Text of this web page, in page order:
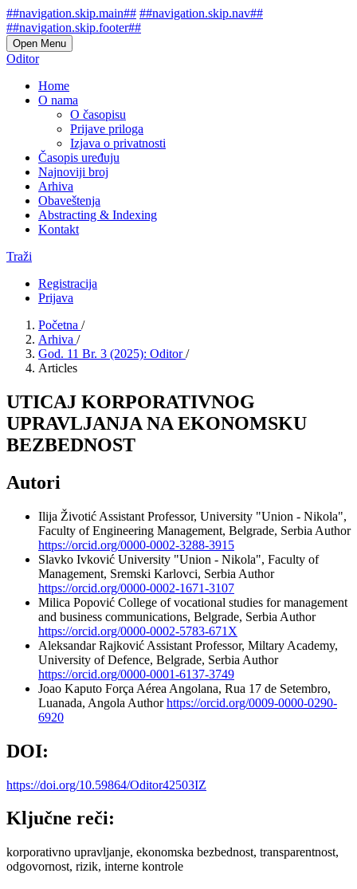
##navigation.skip.main## ##navigation.skip.nav##
##navigation.skip.footer##
Open Menu
Oditor
Home
O nama
O časopisu
Prijave priloga
Izjava o privatnosti
Časopis uređuju
Najnoviji broj
Arhiva
Obaveštenja
Abstracting & Indexing
Kontakt
Traži
Registracija
Prijava
Početna /
Arhiva /
God. 11 Br. 3 (2025): Oditor/
Articles
UTICAJ KORPORATIVNOG
UPRAVLJANJA NA EKONOMSKU
BEZBEDNOST
Autori
Ilija Životić Assistant Professor, University "Union - Nikola",
Faculty of Engineering Management, Belgrade, Serbia Author
https://orcid.org/0000-0002-3288-3915
Slavko Ivković University "Union - Nikola", Faculty of
Management, Sremski Karlovci, Serbia Author
https://orcid.org/0000-0002-1671-3107
Milica Popović College of vocational studies for management
and business communications, Belgrade, Serbia Author
https://orcid.org/0000-0002-5783-671X
Aleksandar Rajković Assistant Professor, Miltary Academy,
University of Defence, Belgrade, Serbia Author
https://orcid.org/0000-0001-6137-3749
Joao Kaputo Força Aérea Angolana, Rua 17 de Setembro,
Luanada, Angola Authorhttps://orcid.org/0009-0000-0290-
6920
DOI:
https://doi.org/10.59864/Oditor42503IZ
Ključne reči:
korporativno upravljanje, ekonomska bezbednost, transparentnost,
odgovornost, rizik, interne kontrole